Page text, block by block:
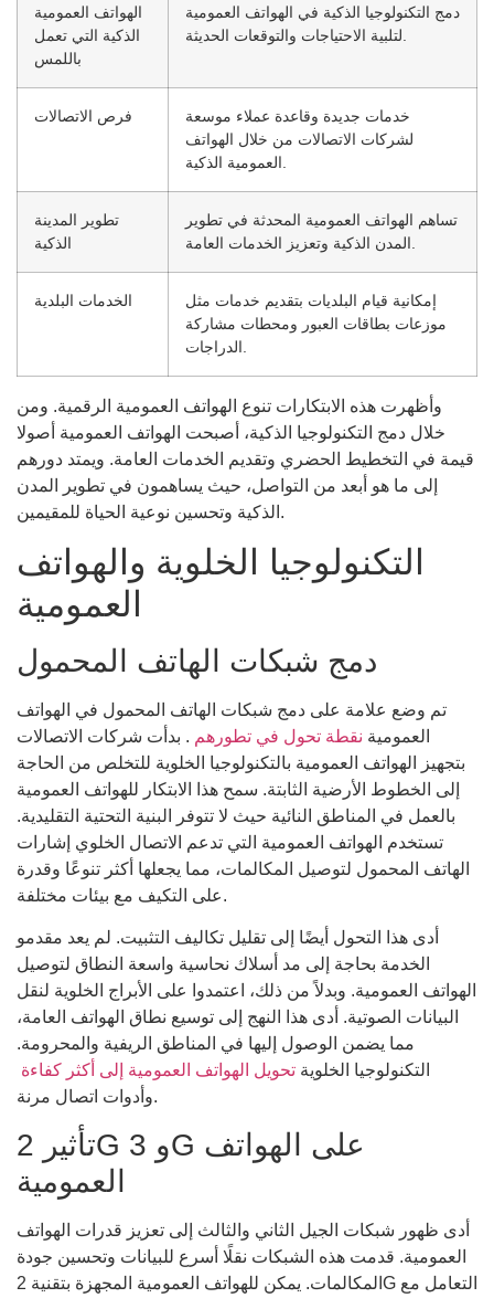
الهواتف العمومية
الذكية التي تعمل
باللمس
دمج التكنولوجيا الذكية في الهواتف العمومية
فرص الاتصالات
خدمات جديدة وقاعدة عملاء موسعة
لشركات الاتصالات من خلال الهواتف
تطوير المدينة
الذكية
تساهم الهواتف العمومية المحدثة في تطوير
الخدمات البلدية
إمكانية قيام البلديات بتقديم خدمات مثل
موزعات بطاقات العبور ومحطات مشاركة
وأظهرت هذه الابتكارات تنوع الهواتف العمومية الرقمية. ومن
خلال دمج التكنولوجيا الذكية، أصبحت الهواتف العمومية أصولا
قيمة في التخطيط الحضري وتقديم الخدمات العامة. ويمتد دورهم
إلى ما هو أبعد من التواصل، حيث يساهمون في تطوير المدن
الذكية وتحسين نوعية الحياة للمقيمين.
التكنولوجيا الخلوية والهواتف
العمومية
دمج شبكات الهاتف المحمول
تم وضع علامة على دمج شبكات الهاتف المحمول في الهواتف
العمومية نقطة تحول في تطورهم . بدأت شركات الاتصالات
بتجهيز الهواتف العمومية بالتكنولوجيا الخلوية للتخلص من الحاجة
إلى الخطوط الأرضية الثابتة. سمح هذا الابتكار للهواتف العمومية
بالعمل في المناطق النائية حيث لا تتوفر البنية التحتية التقليدية.
تستخدم الهواتف العمومية التي تدعم الاتصال الخلوي إشارات
الهاتف المحمول لتوصيل المكالمات، مما يجعلها أكثر تنوعًا وقدرة
على التكيف مع بيئات مختلفة.
أدى هذا التحول أيضًا إلى تقليل تكاليف التثبيت. لم يعد مقدمو
الخدمة بحاجة إلى مد أسلاك نحاسية واسعة النطاق لتوصيل
الهواتف العمومية. وبدلاً من ذلك، اعتمدوا على الأبراج الخلوية لنقل
البيانات الصوتية. أدى هذا النهج إلى توسيع نطاق الهواتف العامة،
مما يضمن الوصول إليها في المناطق الريفية والمحرومة.
التكنولوجيا الخلوية تحويل الهواتف العمومية إلى أكثر كفاءة
وأدوات اتصال مرنة.
تأثير 2G و 3G على الهواتف
أدى ظهور شبكات الجيل الثاني والثالث إلى تعزيز قدرات الهواتف
العمومية. قدمت هذه الشبكات نقلًا أسرع للبيانات وتحسين جودة
المكالمات. يمكن للهواتف العمومية المجهزة بتقنية 2G التعامل مع